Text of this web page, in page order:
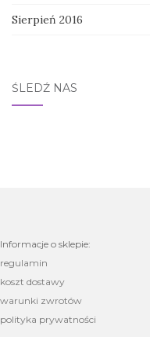
Sierpień 2016
ŚLEDŹ NAS
Informacje o sklepie:
regulamin
koszt dostawy
warunki zwrotów
polityka prywatności